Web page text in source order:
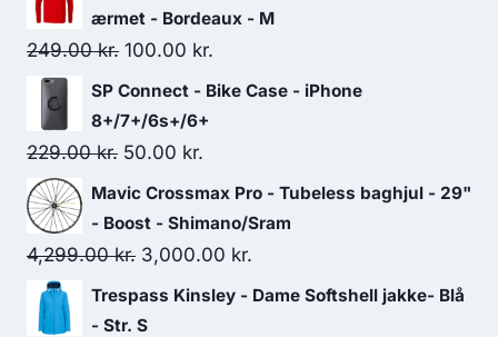
was:
363.00 kr..
is:
ærmet - Bordeaux - M
249.00kr. Original
price
was:
249.00 kr..
100.00 kr.
price
SP Connect - Bike Case - iPhone
8+/7+/6s+/6+
229.00kr. Original
price
was:
229.00 kr..
50.00 kr.
price
is:
50.00 kr..
Mavic Crossmax Pro - Tubeless baghjul - 29"
- Boost - Shimano/Sram
4,299.00kr. Original
price
was:
3,000.00 kr.
price
Trespass Kinsley - Dame Softshell jakke- Blå
- Str. S